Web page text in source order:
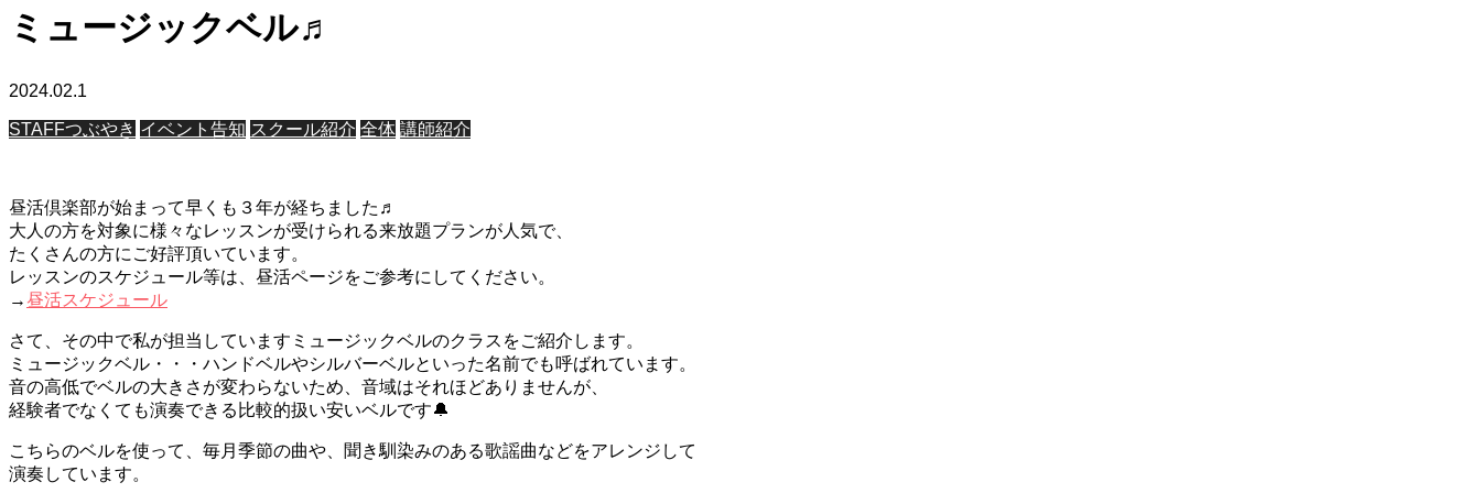
ミュージックベル♬
2024.02.1
STAFFつぶやき イベント告知 スクール紹介 全体 講師紹介
昼活倶楽部が始まって早くも３年が経ちました♬
大人の方を対象に様々なレッスンが受けられる来放題プランが人気で、
たくさんの方にご好評頂いています。
レッスンのスケジュール等は、昼活ページをご参考にしてください。
→ 昼活スケジュール
さて、その中で私が担当していますミュージックベルのクラスをご紹介します。
ミュージックベル・・・ハンドベルやシルバーベルといった名前でも呼ばれています。
音の高低でベルの大きさが変わらないため、音域はそれほどありませんが、
経験者でなくても演奏できる比較的扱い安いベルです🔔
こちらのベルを使って、毎月季節の曲や、聞き馴染みのある歌謡曲などをアレンジして
演奏しています。